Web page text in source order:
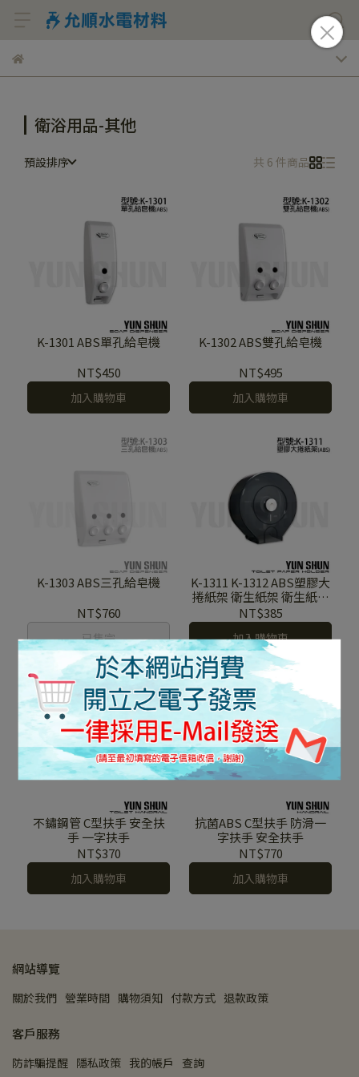
衛浴用品-其他
預設排序 共 6 件商品
K-1301 ABS單孔給皂機
NT$450
加入購物車
K-1302 ABS雙孔給皂機
NT$495
加入購物車
K-1303 ABS三孔給皂機
NT$760
已售完
K-1311 K-1312 ABS塑膠大
捲紙架 衛生紙架 衛生紙捲
捲紙架
NT$385
加入購物車
不鏽鋼管 C型扶手 安全扶
手 一字扶手
NT$370
加入購物車
抗菌ABS C型扶手 防滑一
字扶手 安全扶手
NT$770
加入購物車
網站導覽
關於我們 營業時間 購物須知 付款方式 退款政策
客戶服務
防詐騙提醒 隱私政策 我的帳戶 查詢